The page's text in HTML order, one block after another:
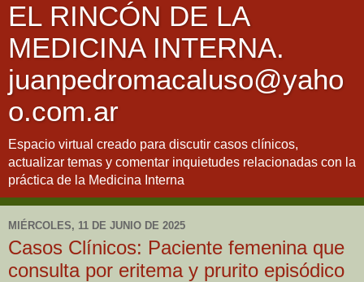
EL RINCÓN DE LA
MEDICINA INTERNA.
juanpedromacaluso@yaho
o.com.ar
Espacio virtual creado para discutir casos clínicos,
actualizar temas y comentar inquietudes relacionadas con la
práctica de la Medicina Interna
MIÉRCOLES, 11 DE JUNIO DE 2025
Casos Clínicos: Paciente femenina que
consulta por eritema y prurito episódico